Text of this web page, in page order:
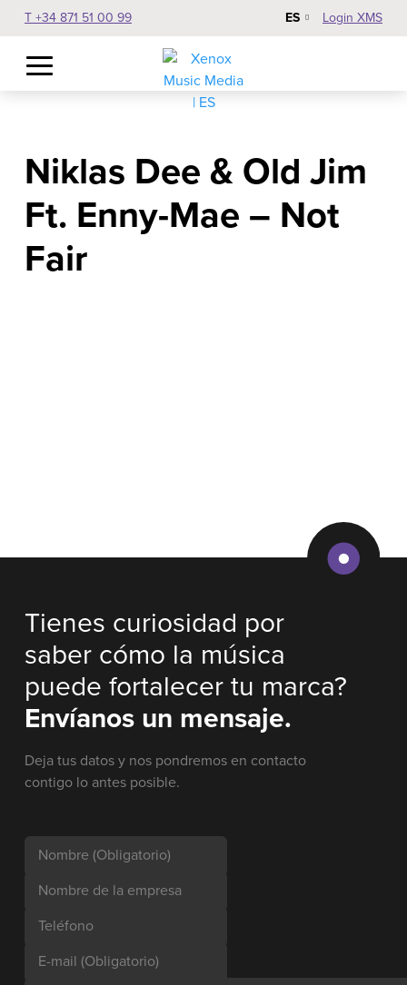
T +34 871 51 00 99 ES Login XMS
Niklas Dee & Old Jim
Ft. Enny-Mae – Not
Fair
Tienes curiosidad por
saber cómo la música
puede fortalecer tu marca?
Envíanos un mensaje.
Deja tus datos y nos pondremos en contacto
contigo lo antes posible.
Nombre (Obligatorio)
Nombre de la empresa
Teléfono
E-mail (Obligatorio)